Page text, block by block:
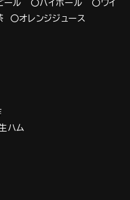
ビール 〇ハイボール 〇ワイ
〇オレンジジュース
ハム